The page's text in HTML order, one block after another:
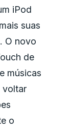
iPod
suas
O novo
de
músicas
voltar
o